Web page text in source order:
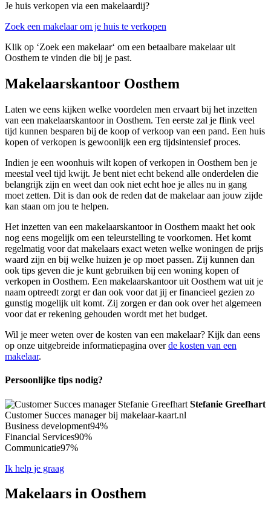
Je huis verkopen via een makelaardij?
Zoek een makelaar om je huis te verkopen
Klik op ‘Zoek een makelaar‘ om een betaalbare makelaar uit
Oosthem te vinden die bij je past.
Makelaarskantoor Oosthem
Laten we eens kijken welke voordelen men ervaart bij het inzetten
van een makelaarskantoor in Oosthem. Ten eerste zal je flink veel
tijd kunnen besparen bij de koop of verkoop van een pand. Een huis
kopen of verkopen is gewoonlijk een erg tijdsintensief proces.
Indien je een woonhuis wilt kopen of verkopen in Oosthem ben je
meestal veel tijd kwijt. Je bent niet echt bekend alle onderdelen die
belangrijk zijn en weet dan ook niet echt hoe je alles nu in gang
moet zetten. Dit is dan ook de reden dat de makelaar aan jouw zijde
kan staan om jou te helpen.
Het inzetten van een makelaarskantoor in Oosthem maakt het ook
nog eens mogelijk om een teleurstelling te voorkomen. Het komt
regelmatig voor dat makelaars exact weten welke woningen de prijs
waard zijn en bij welke huizen je op moet passen. Zij kunnen dan
ook tips geven die je kunt gebruiken bij een woning kopen of
verkopen in Oosthem. Een makelaarskantoor uit Oosthem wat uit je
naam optreedt zorgt er dan ook voor dat jij er financieel gezien zo
gunstig mogelijk uit komt. Zij zorgen er dan ook over het algemeen
voor dat er rekening gehouden wordt met het budget.
Wil je meer weten over de kosten van een makelaar? Kijk dan eens
op onze uitgebreide informatiepagina overde kosten van een
makelaar.
Persoonlijke tips nodig?
Stefanie Greefhart
Customer Succes manager bij makelaar-kaart.nl
Business development94%
Financial Services90%
Communicatie97%
Ik help je graag
Makelaars in Oosthem